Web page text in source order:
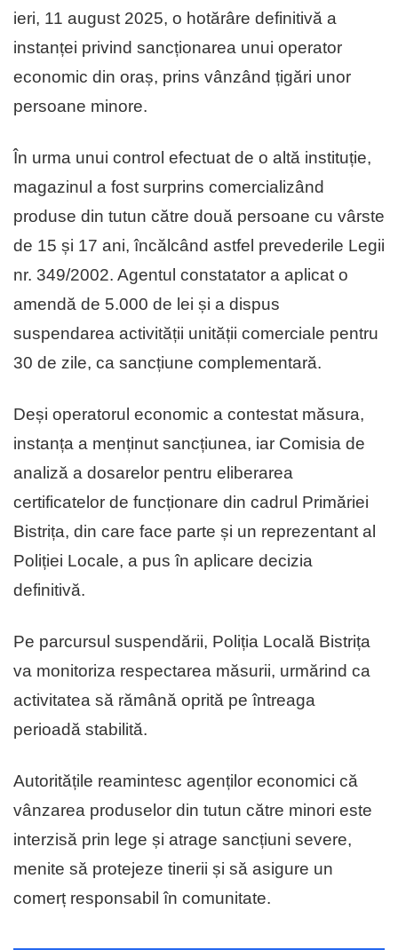
ieri, 11 august 2025, o hotărâre definitivă a
instanței privind sancționarea unui operator
economic din oraș, prins vânzând țigări unor
persoane minore.
În urma unui control efectuat de o altă instituție,
magazinul a fost surprins comercializând
produse din tutun către două persoane cu vârste
de 15 și 17 ani, încălcând astfel prevederile Legii
nr. 349/2002. Agentul constatator a aplicat o
amendă de 5.000 de lei și a dispus
suspendarea activității unității comerciale pentru
30 de zile, ca sancțiune complementară.
Deși operatorul economic a contestat măsura,
instanța a menținut sancțiunea, iar Comisia de
analiză a dosarelor pentru eliberarea
certificatelor de funcționare din cadrul Primăriei
Bistrița, din care face parte și un reprezentant al
Poliției Locale, a pus în aplicare decizia
definitivă.
Pe parcursul suspendării, Poliția Locală Bistrița
va monitoriza respectarea măsurii, urmărind ca
activitatea să rămână oprită pe întreaga
perioadă stabilită.
Autoritățile reamintesc agenților economici că
vânzarea produselor din tutun către minori este
interzisă prin lege și atrage sancțiuni severe,
menite să protejeze tinerii și să asigure un
comerț responsabil în comunitate.